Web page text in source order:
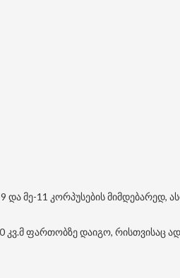
და მე-11 კორპუსების მიმდებარედ,
კვ.მ ფართობზე დაიგო, რისთვისაც